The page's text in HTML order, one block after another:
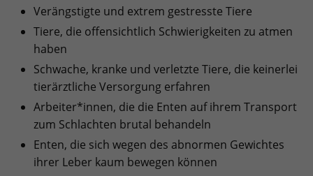
Verängstigte und extrem gestresste Tiere
Tiere, die offensichtlich Schwierigkeiten zu atmen
haben
Schwache, kranke und verletzte Tiere, die keinerlei
tierärztliche Versorgung erfahren
Arbeiter*innen, die die Enten auf ihrem Transport
zum Schlachten brutal behandeln
Enten, die sich wegen des abnormen Gewichtes
ihrer Leber kaum bewegen können